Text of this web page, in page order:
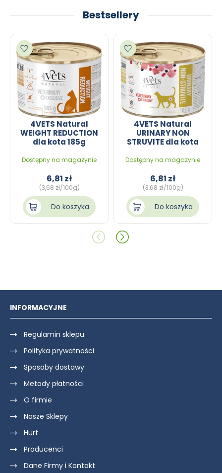
Bestsellery
Dodaj do ulubionych
4VETS Natural
WEIGHT REDUCTION
dla kota 185g
Dostępny na magazynie
6,81 zł
(3,68 zł/100g)
Do koszyka
Dodaj do ulubionych
4VETS Natural
URINARY NON
STRUVITE dla kota
Dostępny na magazynie
6,81 zł
(3,68 zł/100g)
Do koszyka
INFORMACYJNE
Regulamin sklepu
Polityka prywatności
Sposoby dostawy
Metody płatności
O firmie
Nasze Sklepy
Hurt
Producenci
Dane Firmy i Kontakt